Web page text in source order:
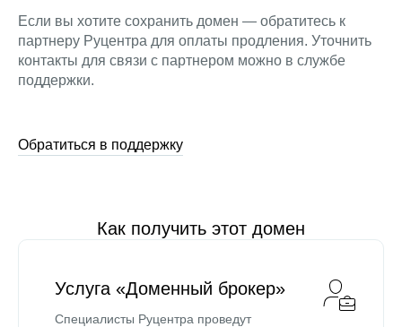
Если вы хотите сохранить домен — обратитесь к
партнеру Руцентра для оплаты продления. Уточнить
контакты для связи с партнером можно в службе
поддержки.
Обратиться в поддержку
Как получить этот домен
Услуга «Доменный брокер»
Специалисты Руцентра проведут